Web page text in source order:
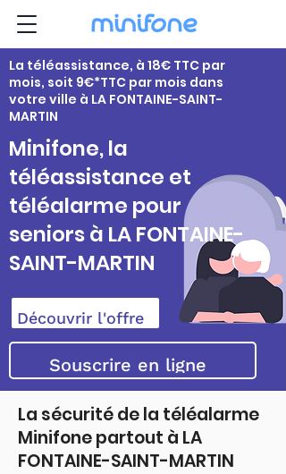
La téléassistance, à 18€ TTC par
mois, soit 9€*TTC par mois dans
votre ville à LA FONTAINE-SAINT-
MARTIN
Minifone, la
téléassistance et
téléalarme pour
seniors à LA FONTAINE-
SAINT-MARTIN
Découvrir l'offre
Souscrire en ligne
La sécurité de la téléalarme
Minifone partout à LA
FONTAINE-SAINT-MARTIN